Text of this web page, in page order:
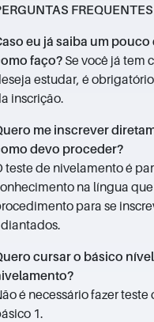
eu já saiba um
faço? Se você já tem
estudar, é
inscrição.
me inscrever
devo proceder?
teste de nivelamento é
na língua
para se
cursar o básico
é necessário fazer
1.